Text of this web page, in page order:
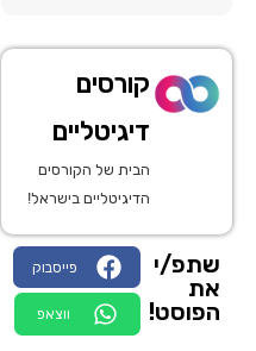
קורסים
דיגיטליים
הבית של הקורסים
הדיגיטליים בישראל!
שתפ/י
את
הפוסט!
פייסבוק
ווצאפ